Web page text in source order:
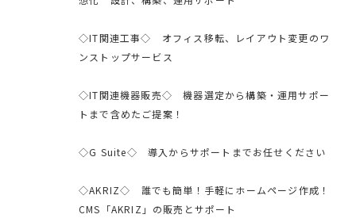
◇IT関連工事◇ オフィス移転、レイアウト変更のワ
ンストップサービス
◇IT関連機器販売◇ 機器選定から構築・運用サポー
トまで含めたご提案！
◇G Suite◇ 導入からサポートまでお任せください
◇AKRIZ◇ 誰でも簡単！手軽にホームページ作成！
CMS「AKRIZ」の販売とサポート